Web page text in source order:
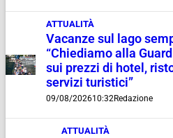
ATTUALITÀ
Vacanze sul lago
“Chiediamo alla
sui prezzi di hotel,
servizi turistici”
09/08/202610:32Redazione
ATTUALITÀ